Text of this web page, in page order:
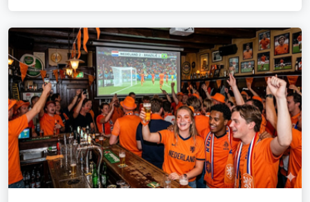
Oostzanerwerf
Osdorp-Midden
Osdorp-Oost
Oude Pijp
Overtoomse Sluis
Overtoomse Veld
Prinses Irenebuurt e.o.